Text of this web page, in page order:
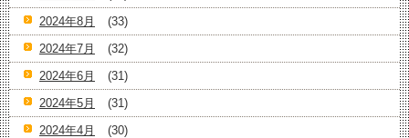
2024年8月
(33)
2024年7月
(32)
2024年6月
(31)
2024年5月
(31)
2024年4月
(30)